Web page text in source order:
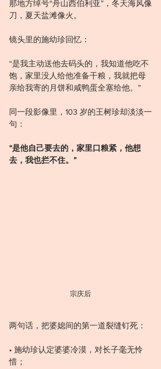
那地方绰号“舟山西伯利亚”，冬天海风像
刀，夏天盐滩像火。
镜头里的施幼珍回忆：
“是我主动送他去码头的，我知道他吃不
饱，家里没人给他准备干粮，我就把母
亲给我寄的月饼和咸鸭蛋全塞给他。”
同一段影像里，103 岁的王树珍却淡淡一
句：
“是他自己要去的，家里口粮紧，他想
去，我也拦不住。”
宗庆后
两句话，把婆媳间的第一道裂缝钉死：
• 施幼珍认定婆婆冷漠，对长子毫无怜
惜；